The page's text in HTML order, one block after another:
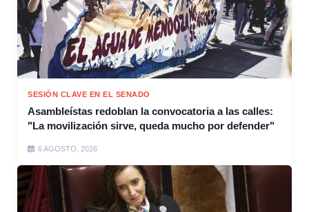
SESIÓN CLAVE EN EL SENADO
Asambleístas redoblan la convocatoria a las calles:
"La movilización sirve, queda mucho por defender"
6 AGOSTO, 2026